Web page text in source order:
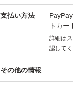
支払い方法
トカー
詳細は
認して
その他の情報